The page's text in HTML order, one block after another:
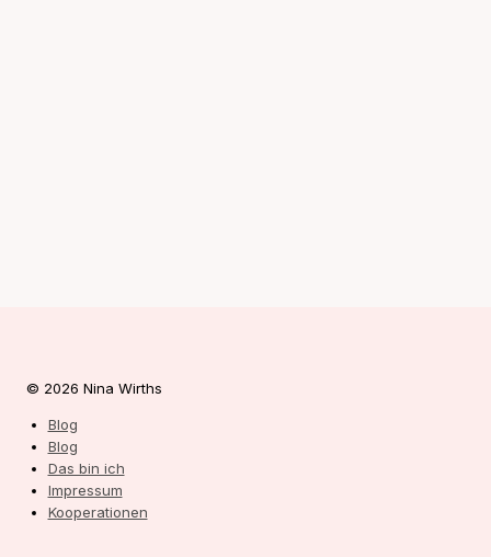
© 2026 Nina Wirths
Blog
Blog
Das bin ich
Impressum
Kooperationen